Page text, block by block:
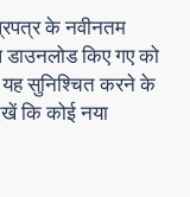
के नवीनतम
किए गए को
सुनिश्चित करने के
कि कोई नया